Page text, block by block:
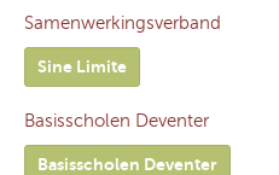
Samenwerkingsverband
Sine Limite
Basisscholen Deventer
Basisscholen Deventer